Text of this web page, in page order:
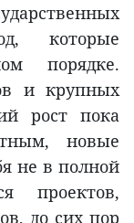
которые
порядке.
и крупных
рост пока
новые
не в полной
проектов,
до сих пор